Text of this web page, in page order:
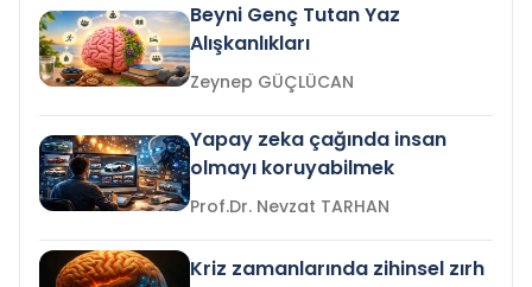
Beyni Genç Tutan Yaz
Alışkanlıkları
Zeynep GÜÇLÜCAN
Yapay zeka çağında insan
olmayı koruyabilmek
Prof.Dr. Nevzat TARHAN
Kriz zamanlarında zihinsel zırh